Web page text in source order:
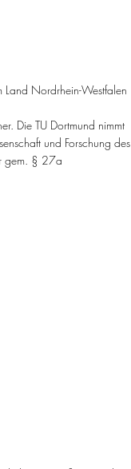
Nordrhein-Westfalen
Die TU Dortmund nimmt
und Forschung des
gem. § 27a